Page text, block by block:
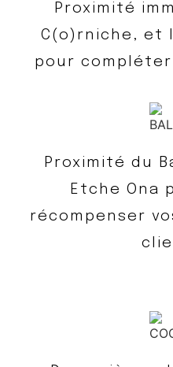
Proximité
C(o)rniche, et
pour
Proximité du
Etche Ona
récompenser